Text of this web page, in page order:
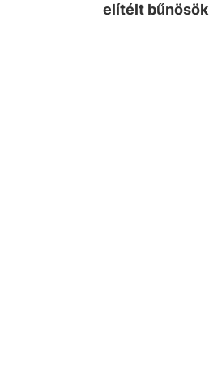
elítélt bűnösök